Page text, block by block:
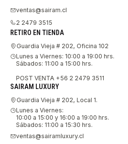
ventas@sairam.cl
2 2479 3515
RETIRO EN TIENDA
Guardia Vieja # 202, Oficina 102
Lunes a Viernes: 10:00 a 19:00 hrs.
Sábados: 11:00 a 15:00 hrs.
POST VENTA +56 2 2479 3511
SAIRAM LUXURY
Guardia Vieja # 202, Local 1.
Lunes a Viernes:
10:00 a 15:00 y 16:00 a 19:00 hrs.
Sábados: 11:00 a 15:30 hrs.
ventas@sairamluxury.cl